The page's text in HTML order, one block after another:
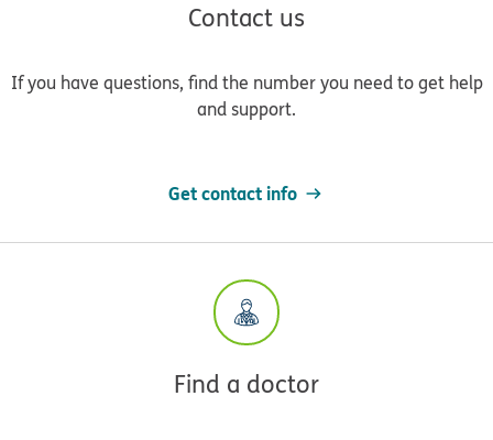
Contact us
If you have questions, find the number you need to get help
and support.
Get contact info
Find a doctor